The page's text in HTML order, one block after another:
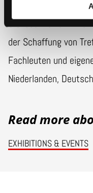
Gielissen ist ein
der Schaffung von
Fachleuten und
Niederlanden,
Read more
EXHIBITIONS & EVENTS